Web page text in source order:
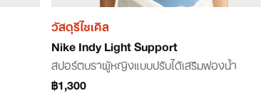
วัสดุรีไซเคิล
Nike Indy Light Support
สปอร์ตบราผู้หญิงแบบปรับได้เสริมฟองน้ำ
฿1,300